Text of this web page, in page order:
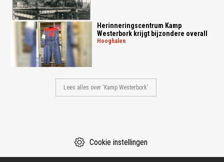
Herinneringscentrum Kamp
Westerbork krijgt bijzondere overall
hooghalen
Lees alles over 'Kamp Westerbork'
Cookie instellingen